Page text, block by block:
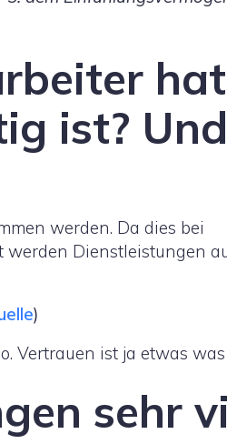
ist?
werden. Da dies bei
Dienstleistungen
)
Vertrauen ist ja etwas
sehr